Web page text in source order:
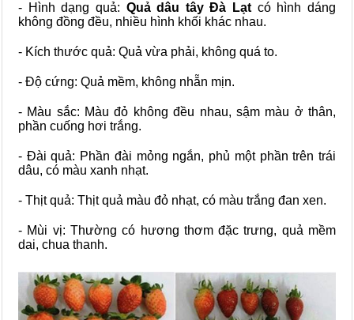
- Hình dạng quả: Quả dâu tây Đà Lạt có hình dáng
không đồng đều, nhiều hình khối khác nhau.
- Kích thước quả: Quả vừa phải, không quá to.
- Độ cứng: Quả mềm, không nhẵn mịn.
- Màu sắc: Màu đỏ không đều nhau, sậm màu ở thân,
phần cuống hơi trắng.
- Đài quả: Phần đài mỏng ngắn, phủ một phần trên trái
dâu, có màu xanh nhạt.
- Thịt quả: Thịt quả màu đỏ nhạt, có màu trắng đan xen.
- Mùi vị: Thường có hương thơm đặc trưng, quả mềm
dai, chua thanh.